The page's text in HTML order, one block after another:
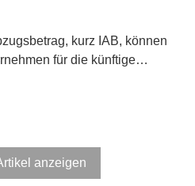
kurz IAB, können
für die künftige…
anzeigen